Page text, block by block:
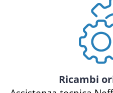
Ricambi